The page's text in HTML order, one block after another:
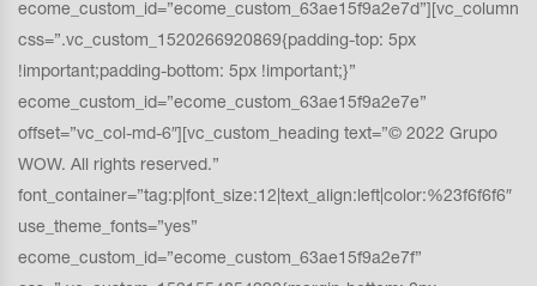
ecome_custom_id=”ecome_custom_63ae15f9a2e7d”][vc_column
css=”.vc_custom_1520266920869{padding-top: 5px
!important;padding-bottom: 5px !important;}”
ecome_custom_id=”ecome_custom_63ae15f9a2e7e”
offset=”vc_col-md-6″][vc_custom_heading text=”© 2022 Grupo
WOW. All rights reserved.”
font_container=”tag:p|font_size:12|text_align:left|color:%23f6f6f6″
use_theme_fonts=”yes”
ecome_custom_id=”ecome_custom_63ae15f9a2e7f”